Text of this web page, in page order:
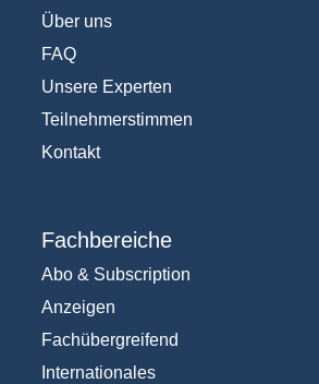
Über uns
FAQ
Unsere Experten
Teilnehmerstimmen
Kontakt
Fachbereiche
Abo & Subscription
Anzeigen
Fachübergreifend
Internationales